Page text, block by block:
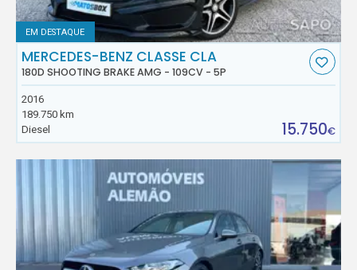
EM DESTAQUE
MERCEDES-BENZ CLASSE CLA
180D SHOOTING BRAKE AMG - 109CV - 5P
2016
189.750 km
Diesel
15.750€